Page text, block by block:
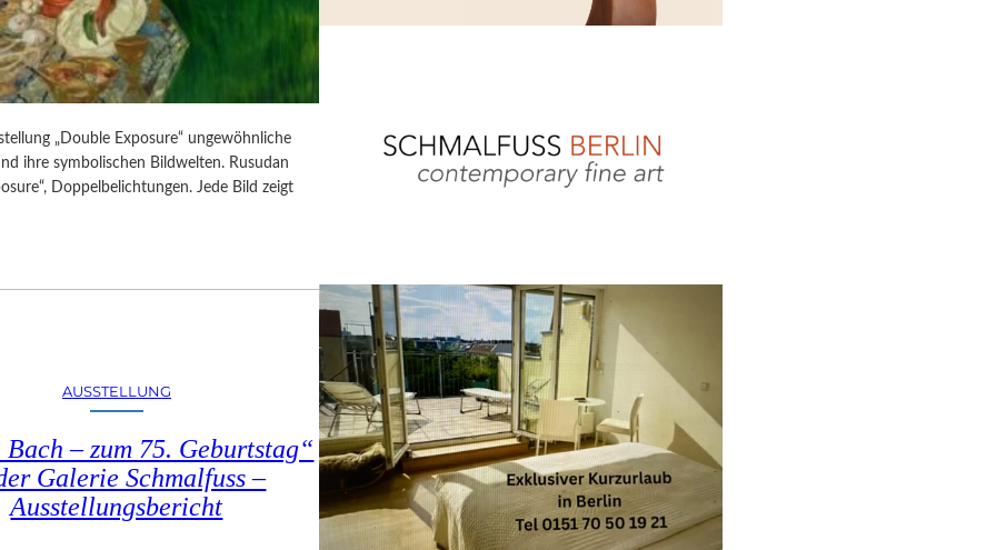
„Double Exposure“ ungewöhnliche
ihre symbolischen Bildwelten. Rusudan
Doppelbelichtungen. Jede Bild zeigt
AUSSTELLUNG
– zum 75. Geburtstag“
Galerie Schmalfuss –
Ausstellungsbericht